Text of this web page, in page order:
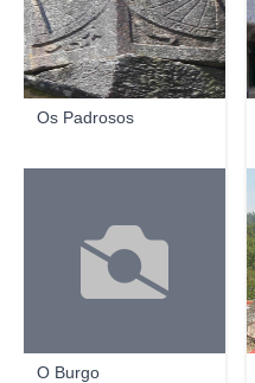
Os Padrosos
O Burgo